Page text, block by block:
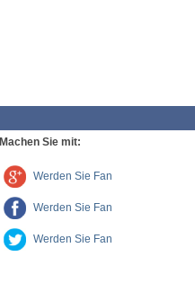
Machen Sie mit:
Werden Sie Fan
Werden Sie Fan
Werden Sie Fan